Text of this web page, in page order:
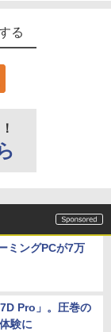
る
ミングPCが7万
Pro」。圧巻の
験に